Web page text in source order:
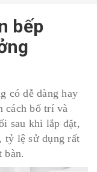
bếp
có dễ dàng hay
cách bố trí và
sau khi lắp đặt,
tỷ lệ sử dụng rất
bàn.